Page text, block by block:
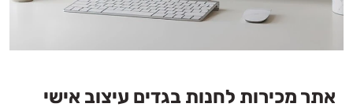
אתר מכירות לחנות בגדים עיצוב אישי